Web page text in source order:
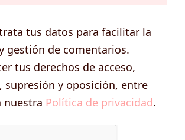
tus datos para facilitar la
gestión de comentarios.
tus derechos de acceso,
supresión y oposición, entre
nuestra Política de privacidad.